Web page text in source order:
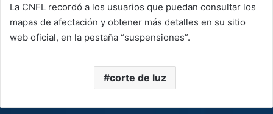
La CNFL recordó a los usuarios que puedan consultar los
mapas de afectación y obtener más detalles en su sitio
web oficial, en la pestaña “suspensiones”.
corte de luz